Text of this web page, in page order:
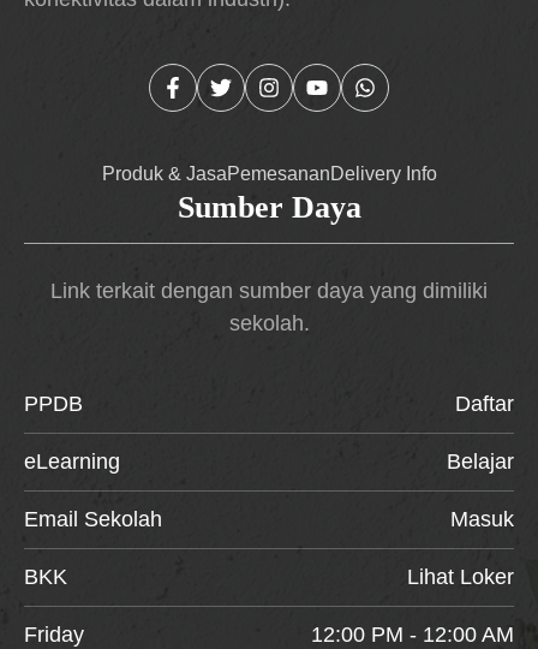
Produk & JasaPemesananDelivery Info
Sumber Daya
Link terkait dengan sumber daya yang dimiliki
sekolah.
PPDB Daftar
eLearning Belajar
Email Sekolah Masuk
BKK Lihat Loker
Friday 12:00 PM - 12:00 AM